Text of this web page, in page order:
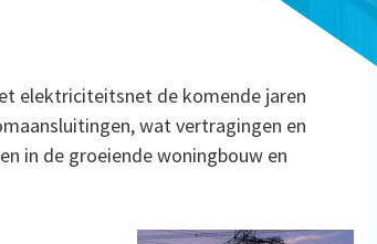
elektriciteitsnet de komende jaren
wat vertragingen en
in de groeiende woningbouw en